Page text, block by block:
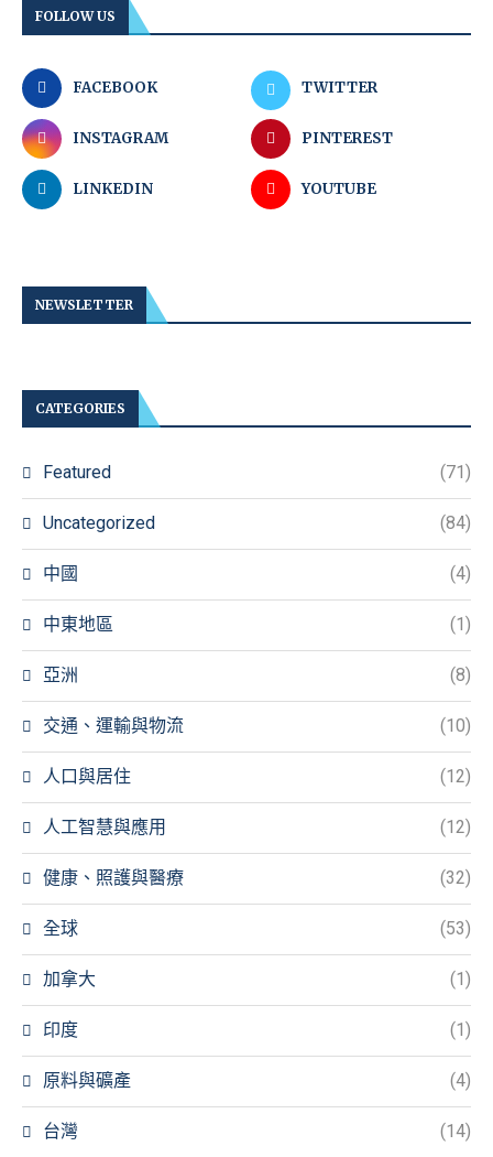
FOLLOW US
FACEBOOK TWITTER
INSTAGRAM PINTEREST
LINKEDIN YOUTUBE
NEWSLETTER
CATEGORIES
Featured (71)
Uncategorized (84)
中國 (4)
中東地區 (1)
亞洲 (8)
交通、運輸與物流 (10)
人口與居住 (12)
人工智慧與應用 (12)
健康、照護與醫療 (32)
全球 (53)
加拿大 (1)
印度 (1)
原料與礦產 (4)
台灣 (14)